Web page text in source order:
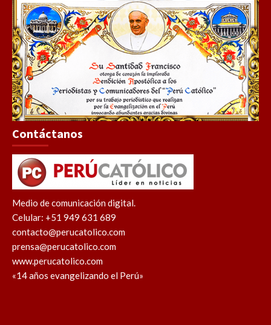
Contáctanos
Medio de comunicación digital.
Celular: +51 949 631 689
contacto@perucatolico.com
prensa@perucatolico.com
www.perucatolico.com
«14 años evangelizando el Perú»